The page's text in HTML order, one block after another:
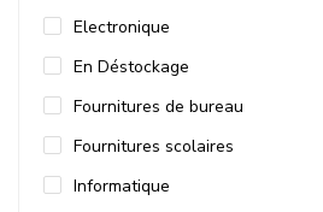
Electronique
En Déstockage
Fournitures de bureau
Fournitures scolaires
Informatique